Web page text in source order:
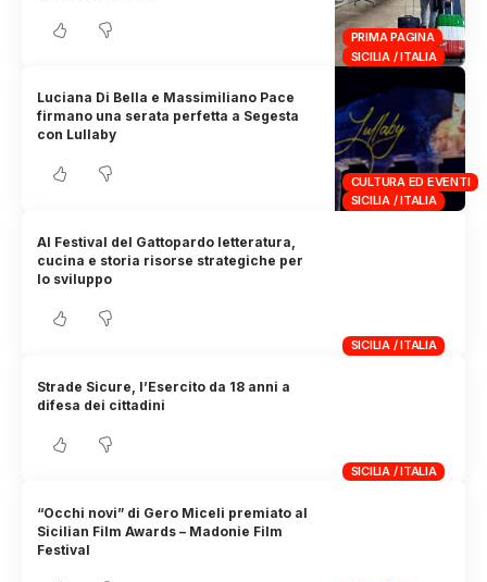
PRIMA PAGINA
SICILIA / ITALIA
CULTURA ED EVENTI
SICILIA / ITALIA
Luciana Di Bella e Massimiliano Pace
firmano una serata perfetta a Segesta
con Lullaby
SICILIA / ITALIA
Al Festival del Gattopardo letteratura,
cucina e storia risorse strategiche per
lo sviluppo
SICILIA / ITALIA
Strade Sicure, l’Esercito da 18 anni a
difesa dei cittadini
“Occhi novi” di Gero Miceli premiato al
Sicilian Film Awards – Madonie Film
Festival